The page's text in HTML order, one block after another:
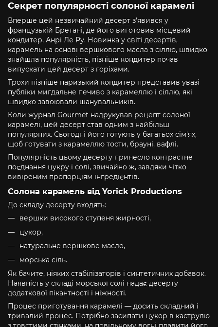
Секрет популярності солоної карамелі
Вперше цей незвичайний десерт з'явився у
французькій Бретані, де його виготовив місцевий
кондитер, Анрі Ле Ру. Новинка у світі десертів,
карамель на основі вершкового масла з сіллю, швидко
знайшла популярність, пізніше кондитер почав
випускати цей десерт з горіхами.
Трохи пізніше паризький кондитер представив увазі
публіки мигдальне печиво з карамеллю і сіллю, які
швидко завоювали шанувальників.
Коли журнал Gourmet надрукував рецепт солоної
карамелі, цей десерт став одним з найбільш
популярних. Сьогодні його готують у багатьох сім'ях,
щоб готувати з карамеллю тости, брауні, вафлі.
Популярність цьому десерту принесло контрастне
поєднання цукру і солі, звичайно ж, завдяки чітко
вивіреним пропорціям інгредієнтів.
Солона карамель від Yorick Productions
До складу десерту входять:
вершки високого ступеня жирності,
цукор,
натуральне вершкове масло,
морська сіль.
Як бачите, ніяких стабілізаторів і синтетичних добавок.
Наявність у складі морської солі надає десерту
додаткової пікантності і ніжності.
Процес приготування карамелі — досить складний і
тривалий процес. Потрібно засипати цукор в каструлю